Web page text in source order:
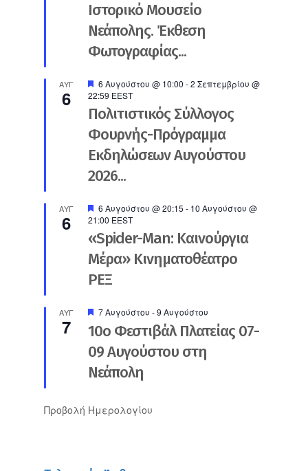
Ιστορικό Μουσείο
Νεάπολης. Έκθεση
Φωτογραφίας...
ΑΥΓ
6
Προτεινόμενο
6 Αυγούστου @ 10:00 -2 Σεπτεμβρίου @
22:59 EEST
Πολιτιστικός Σύλλογος
Φουρνής-Πρόγραμμα
Εκδηλώσεων Αυγούστου
2026...
ΑΥΓ
6
Προτεινόμενο
6 Αυγούστου @ 20:15 - 10 Αυγούστου @
21:00 EEST
«Spider-Man: Καινούργια
Μέρα» Κινηματοθέατρο
ΡΕΞ
ΑΥΓ
7
Προτεινόμενο
7 Αυγούστου -9 Αυγούστου
10ο Φεστιβάλ Πλατείας 07-
09 Αυγούστου στη
Νεάπολη
Προβολή Ημερολογίου